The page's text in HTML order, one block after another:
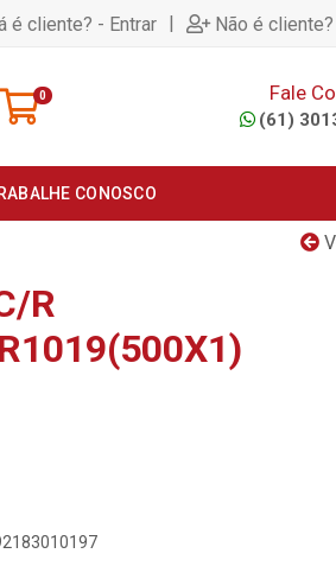
é cliente? - Entrar | Não é
0 Fale
(61)
CONOSCO
R